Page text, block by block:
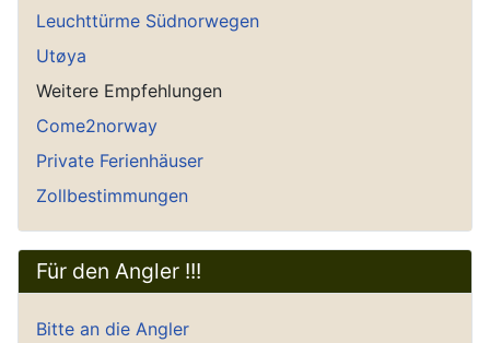
Leuchttürme Südnorwegen
Utøya
Weitere Empfehlungen
Come2norway
Private Ferienhäuser
Zollbestimmungen
Für den Angler !!!
Bitte an die Angler